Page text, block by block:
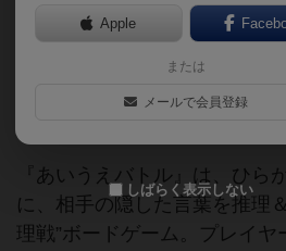
🧠🔤 言葉を隠せ、文字で
の“もじあてバトル”！
『あいうえバトル』は、ひら
に、相手の隠した言葉を推理
理戦”ボードゲーム。プレイ
Apple
または
メールで会員登録
しばらく表示しない